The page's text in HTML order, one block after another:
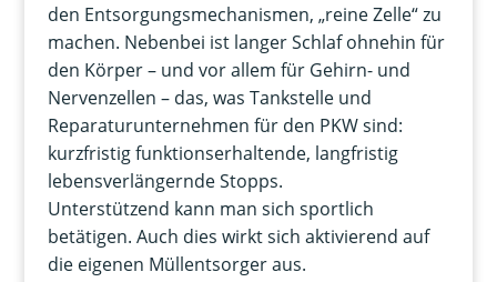
den Entsorgungsmechanismen, „reine Zelle“ zu
machen. Nebenbei ist langer Schlaf ohnehin für
den Körper – und vor allem für Gehirn- und
Nervenzellen – das, was Tankstelle und
Reparaturunternehmen für den PKW sind:
kurzfristig funktionserhaltende, langfristig
lebensverlängernde Stopps.
Unterstützend kann man sich sportlich
betätigen. Auch dies wirkt sich aktivierend auf
die eigenen Müllentsorger aus.